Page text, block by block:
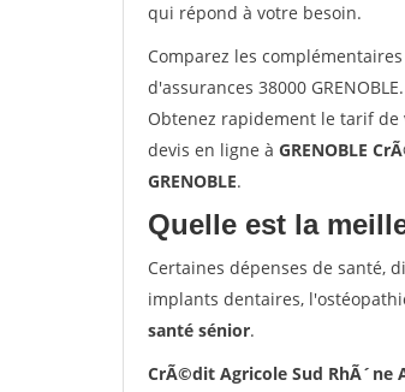
qui répond à votre besoin.
Comparez les
d'assurances 38000
Obtenez rapidement le tarif de
devis en ligne à GRENOBLE
GRENOBLE.
Quelle est la
Certaines dépenses de santé,
implants dentaires,
santé sénior.
CrÃ©dit Agricole Sud RhÃ´ne